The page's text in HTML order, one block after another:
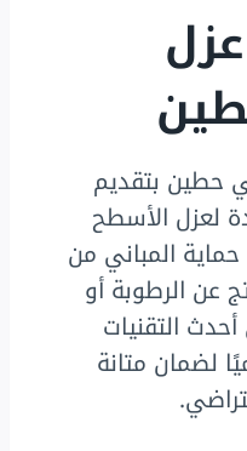
حطين بتقديم
لعزل الأسطح
المباني من
عن الرطوبة أو
التقنيات
لضمان متانة